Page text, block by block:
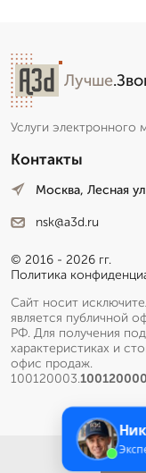
Лучше
Услуги электронного
Контакты
Москва, Лесная
nsk@a3d.ru
© 2016 - 2026 гг.
Политика
Сайт носит
является публичной
РФ. Для получения
характеристиках и
офис продаж.
100120003.